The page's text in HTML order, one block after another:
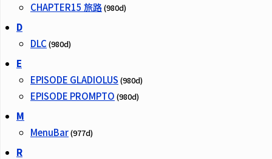
CHAPTER15 旅路(980d)
D
DLC(980d)
E
EPISODE GLADIOLUS (980d)
EPISODE PROMPTO (980d)
M
MenuBar(977d)
R